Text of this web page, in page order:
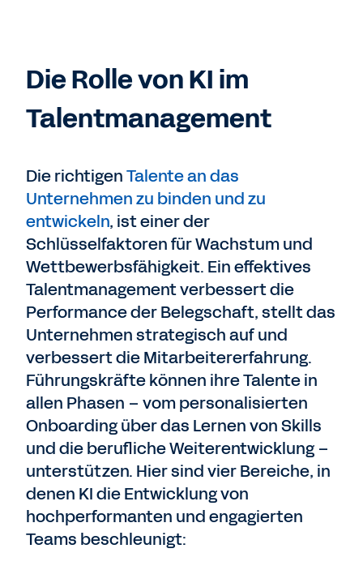
Die Rolle von KI im
Talentmanagement
Die richtigenTalente an das
Unternehmen zu binden und zu
entwickeln, ist einer der
Schlüsselfaktoren für Wachstum und
Wettbewerbsfähigkeit. Ein effektives
Talentmanagement verbessert die
Performance der Belegschaft, stellt das
Unternehmen strategisch auf und
verbessert die Mitarbeitererfahrung.
Führungskräfte können ihre Talente in
allen Phasen – vom personalisierten
Onboarding über das Lernen von Skills
und die berufliche Weiterentwicklung –
unterstützen. Hier sind vier Bereiche, in
denen KI die Entwicklung von
hochperformanten und engagierten
Teams beschleunigt: